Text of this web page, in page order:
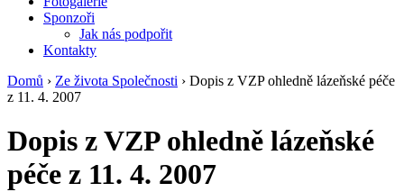
Sponzoři
Jak nás podpořit
Kontakty
Domů › Ze života Společnosti › Dopis z VZP ohledně lázeňské péče
z 11. 4. 2007
Dopis z VZP ohledně lázeňské
péče z 11. 4. 2007